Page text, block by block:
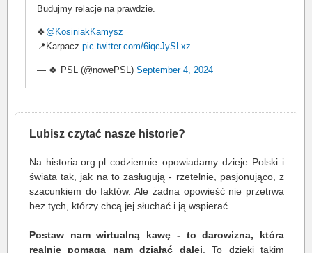
Budujmy relacje na prawdzie.
🍀 @KosiniakKamysz
📍Karpacz pic.twitter.com/6iqcJySLxz
— 🍀 PSL (@nowePSL) September 4, 2024
Lubisz czytać nasze historie?
Na historia.org.pl codziennie opowiadamy dzieje Polski i
świata tak, jak na to zasługują - rzetelnie, pasjonująco, z
szacunkiem do faktów. Ale żadna opowieść nie przetrwa
bez tych, którzy chcą jej słuchać i ją wspierać.
Postaw nam wirtualną kawę - to darowizna, która
realnie pomaga nam działać dalej . To dzięki takim